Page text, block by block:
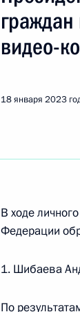
О ходе
О ходе
Федерации
видео-
18 января 2023
В ходе
Федерации
1. Шибаева
По